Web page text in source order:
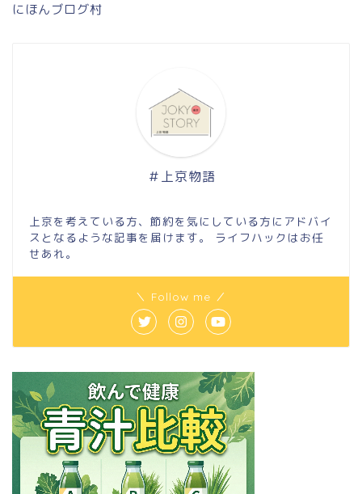
にほんブログ村
＃上京物語
上京を考えている方、節約を気にしている方にアドバイ
スとなるような記事を届けます。 ライフハックはお任
せあれ。
＼ Follow me ／